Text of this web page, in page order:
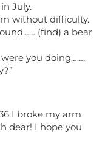
July.
without difficulty.
(find) a bear
you doing…….
I broke my arm
dear! I hope you